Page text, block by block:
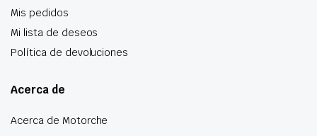
Mis pedidos
Mi lista de deseos
Política de devoluciones
Acerca de
Acerca de Motorche